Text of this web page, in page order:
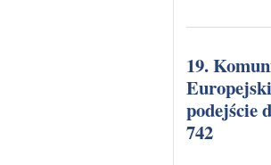
19. Komunikat Komisji do Parlamentu Europejskiego, Rady i
podejście
742